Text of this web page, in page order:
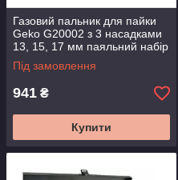
Газовий пальник для пайки
Geko G20002 з 3 насадками
13, 15, 17 мм паяльний набір
Під замовлення
941 ₴
Купити